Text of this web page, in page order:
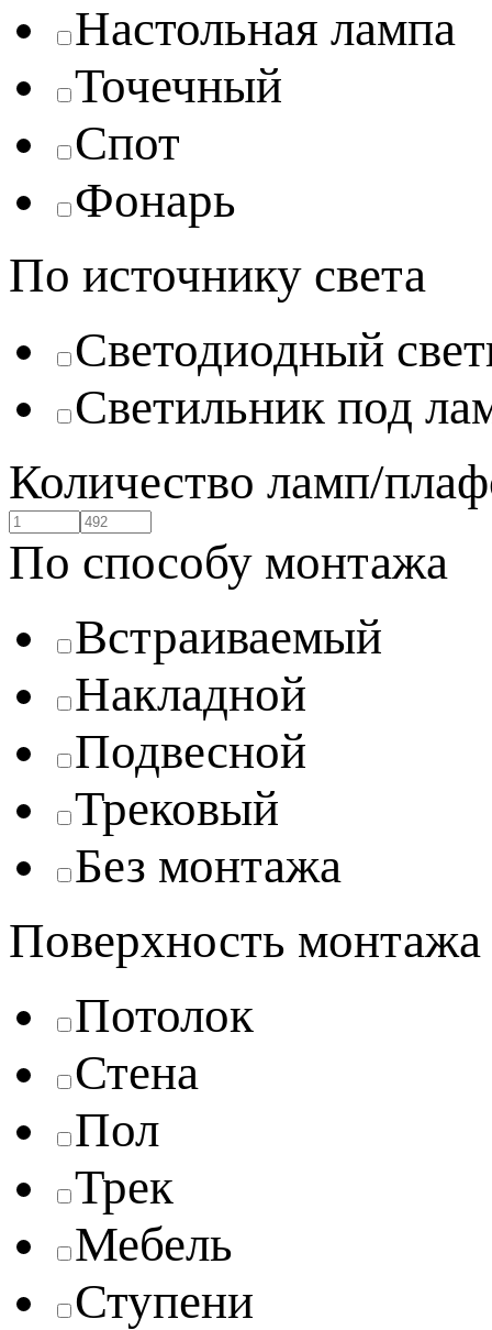
Настольная лампа
Точечный
Спот
Фонарь
По источнику света
Светодиодный
Светильник под
Количество ламп/
По способу монтажа
Встраиваемый
Накладной
Подвесной
Трековый
Без монтажа
Поверхность монтажа
Потолок
Стена
Пол
Трек
Мебель
Ступени